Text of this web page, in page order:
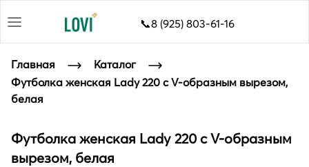
📞8 (925) 803-61-16
Главная
Каталог
Футболка женская Lady 220 с V-образным вырезом,
белая
Футболка женская Lady 220 с V-образным
вырезом, белая